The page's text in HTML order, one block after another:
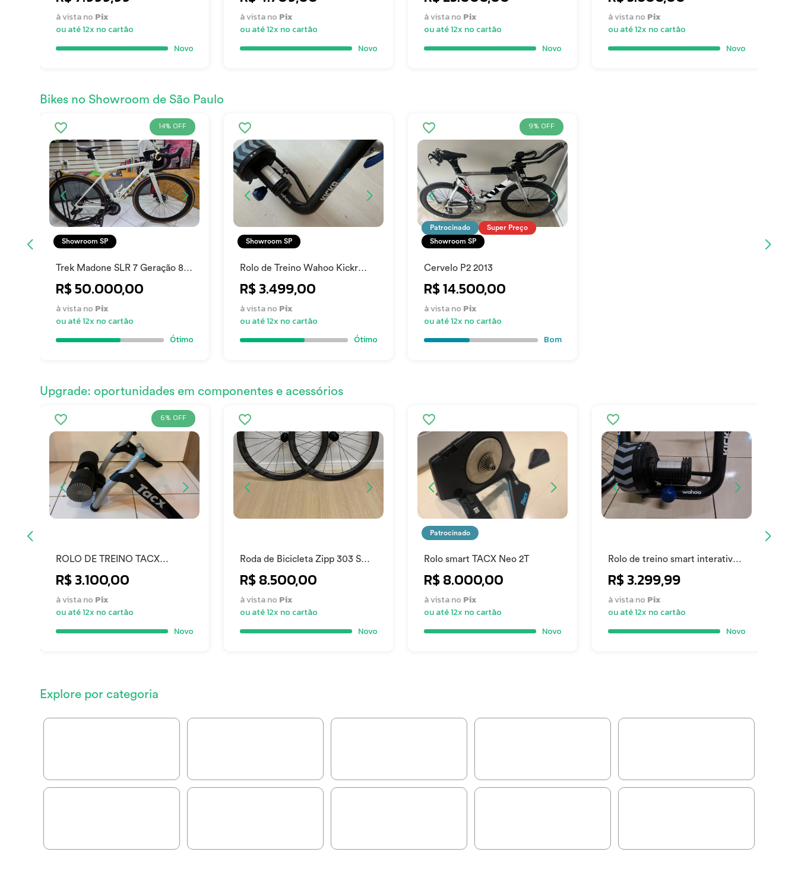
à vista no Pix
ou até 12x no cartão
Novo
à vista no Pix
ou até 12x no cartão
Novo
à vista no Pix
ou até 12x no cartão
Novo
à vista no Pix
ou até 12x no cartão
Novo
Bikes no Showroom de São Paulo
14% OFF
Showroom SP
Trek Madone SLR 7 Geração 8
R$ 50.000,00
à vista no Pix
ou até 12x no cartão
Ótimo
Showroom SP
Rolo de Treino Wahoo Kickr
R$ 3.499,00
à vista no Pix
ou até 12x no cartão
Ótimo
9% OFF
Patrocinado
Super Preço
Showroom SP
Cervelo P2 2013
R$ 14.500,00
à vista no Pix
ou até 12x no cartão
Bom
Upgrade: oportunidades em componentes e acessórios
6% OFF
ROLO DE TREINO TACX
R$ 3.100,00
à vista no Pix
ou até 12x no cartão
Novo
Roda de Bicicleta Zipp 303 S
R$ 8.500,00
à vista no Pix
ou até 12x no cartão
Novo
Patrocinado
Rolo smart TACX Neo 2T
R$ 8.000,00
à vista no Pix
ou até 12x no cartão
Novo
Rolo de treino smart interativo
R$ 3.299,99
à vista no Pix
ou até 12x no cartão
Novo
Explore por categoria